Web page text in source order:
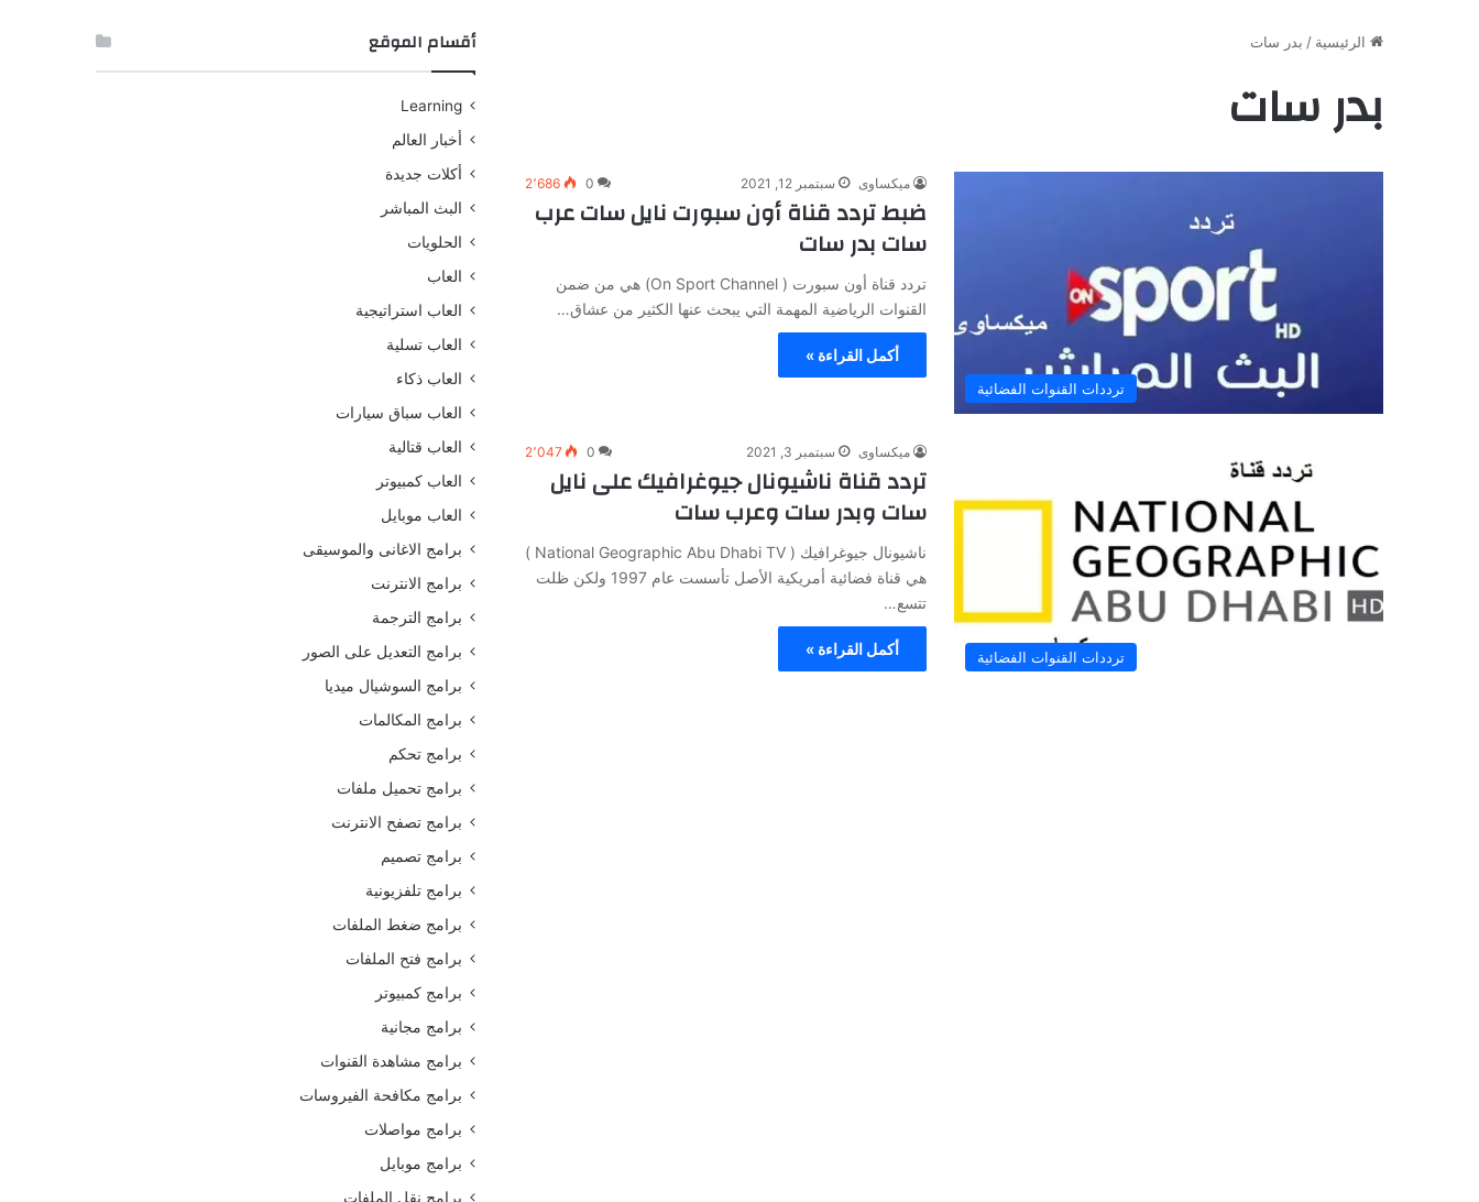
الرئيسية / بدر سات
بدر سات
ترددات القنوات الفضائية
ميكساوى سبتمبر 12, 2021 0 2٬686
ضبط تردد قناة أون سبورت نايل سات عرب
سات بدر سات
تردد قناة أون سبورت ( On Sport Channel) هي من ضمن
القنوات الرياضية المهمة التي يبحث عنها الكثير من عشاق…
أكمل القراءة »
ترددات القنوات الفضائية
ميكساوى سبتمبر 3, 2021 0 2٬047
تردد قناة ناشيونال جيوغرافيك على نايل
سات وبدر سات وعرب سات
ناشيونال جيوغرافيك ( National Geographic Abu Dhabi TV )
هي قناة فضائية أمريكية الأصل تأسست عام 1997 ولكن ظلت
تتسع…
أكمل القراءة »
أقسام الموقع
Learning
أخبار العالم
أكلات جديدة
البث المباشر
الحلويات
العاب
العاب استراتيجية
العاب تسلية
العاب ذكاء
العاب سباق سيارات
العاب قتالية
العاب كمبيوتر
العاب موبايل
برامج الاغانى والموسيقى
برامج الانترنت
برامج الترجمة
برامج التعديل على الصور
برامج السوشيال ميديا
برامج المكالمات
برامج تحكم
برامج تحميل ملفات
برامج تصفح الانترنت
برامج تصميم
برامج تلفزيونية
برامج ضغط الملفات
برامج فتح الملفات
برامج كمبيوتر
برامج مجانية
برامج مشاهدة القنوات
برامج مكافحة الفيروسات
برامج مواصلات
برامج موبايل
برامج نقل الملفات